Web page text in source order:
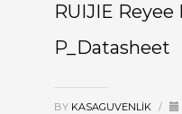
RUIJIE Reyee
P_Datasheet
BY KASAGUVENLIK /